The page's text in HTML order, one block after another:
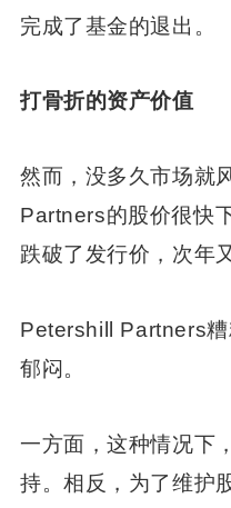
完成了基金的退出。
打骨折的资产价值
然而，没多久市场就
Partners的股价很快
跌破了发行价，次年
Petershill Partners
郁闷。
一方面，这种情况下
持。相反，为了维护